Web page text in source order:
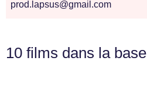
prod.lapsus@gmail.com
10 films dans la base